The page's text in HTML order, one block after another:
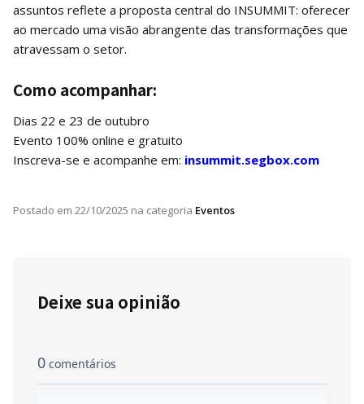
assuntos reflete a proposta central do INSUMMIT: oferecer
ao mercado uma visão abrangente das transformações que
atravessam o setor.
Como acompanhar:
Dias 22 e 23 de outubro
Evento 100% online e gratuito
Inscreva-se e acompanhe em: insummit.segbox.com
Postado em 22/10/2025 na categoria Eventos
Deixe sua opinião